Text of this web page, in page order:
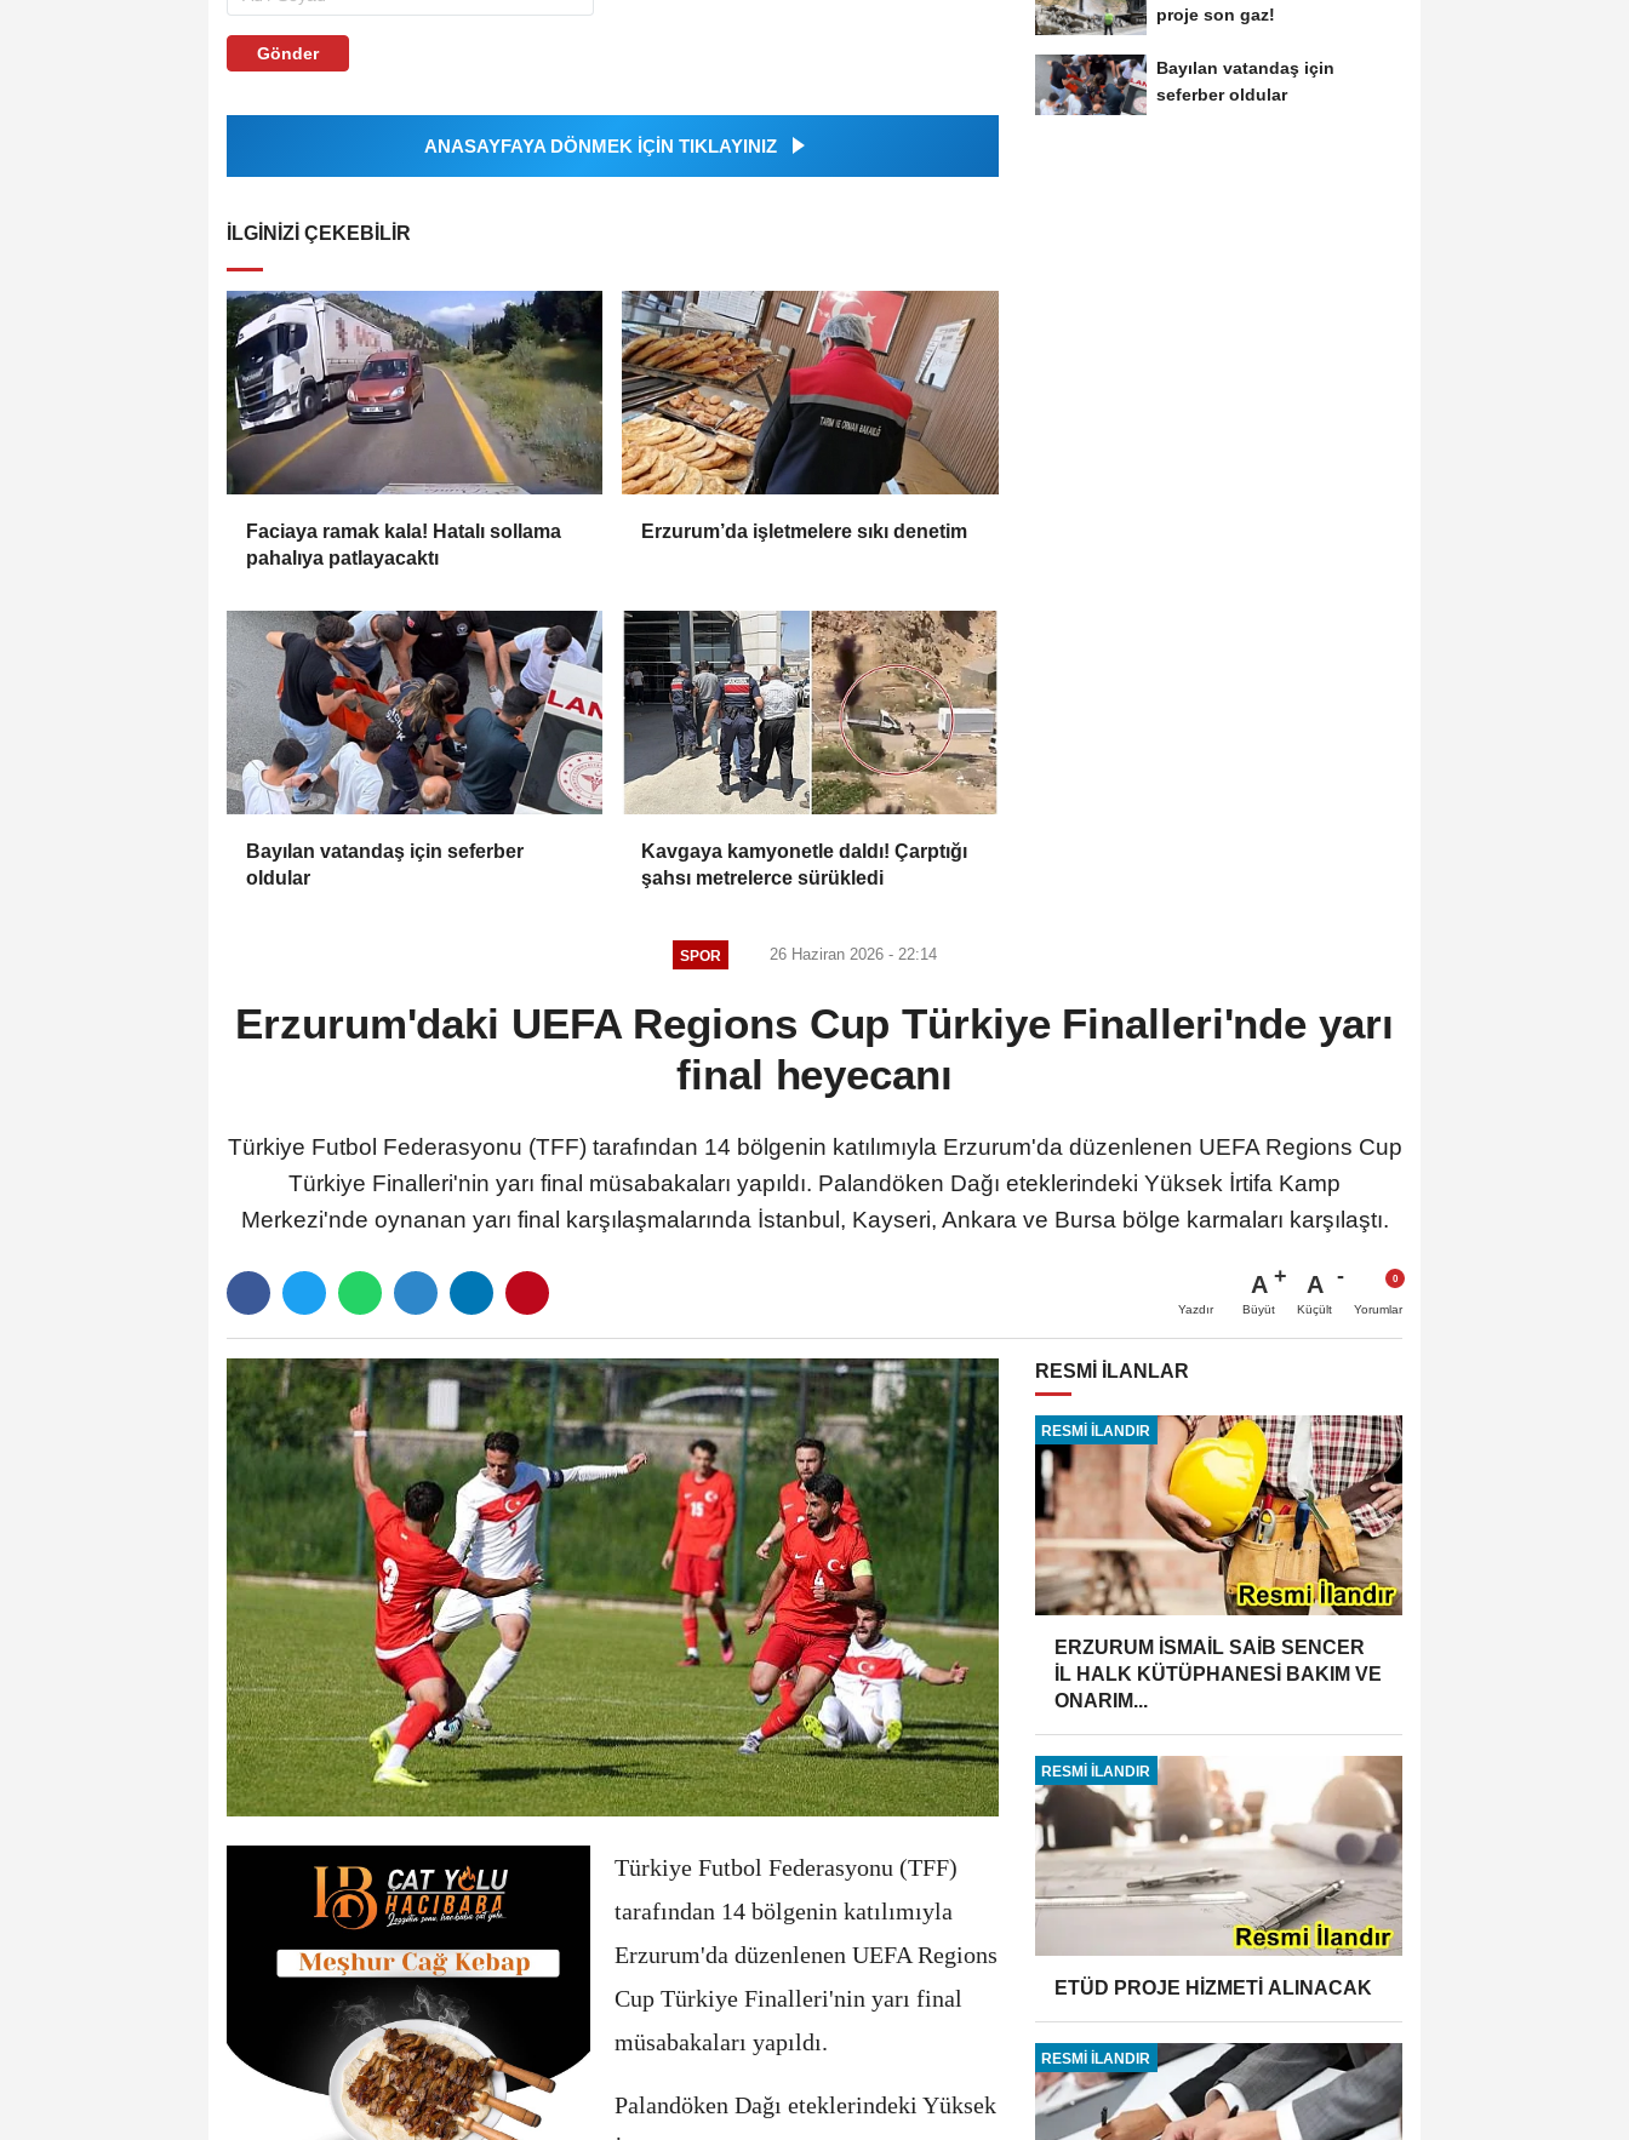
Gönder
ANASAYFAYA DÖNMEK İÇİN TIKLAYINIZ
İLGINIZI ÇEKEBILIR
Faciaya ramak kala! Hatalı sollama
pahalıya patlayacaktı
Erzurum’da işletmelere sıkı denetim
Bayılan vatandaş için seferber
oldular
Kavgaya kamyonetle daldı! Çarptığı
şahsı metrelerce sürükledi
proje son gaz!
Bayılan vatandaş için
seferber oldular
SPOR 26 Haziran 2026 - 22:14
Erzurum'daki UEFA Regions Cup Türkiye Finalleri'nde yarı
final heyecanı
Türkiye Futbol Federasyonu (TFF) tarafından 14 bölgenin katılımıyla Erzurum'da düzenlenen UEFA Regions Cup
Türkiye Finalleri'nin yarı final müsabakaları yapıldı. Palandöken Dağı eteklerindeki Yüksek İrtifa Kamp
Merkezi'nde oynanan yarı final karşılaşmalarında İstanbul, Kayseri, Ankara ve Bursa bölge karmaları karşılaştı.
Yazdır
A
Büyüt
A
Küçült Yorumlar
Türkiye Futbol Federasyonu (TFF)
tarafından 14 bölgenin katılımıyla
Erzurum'da düzenlenen UEFA Regions
Cup Türkiye Finalleri'nin yarı final
müsabakaları yapıldı.
Palandöken Dağı eteklerindeki Yüksek
RESMİ İLANLAR
RESMİ İLANDIR
ERZURUM İSMAİL SAİB SENCER
İL HALK KÜTÜPHANESİ BAKIM VE
ONARIM...
RESMİ İLANDIR
ETÜD PROJE HİZMETİ ALINACAK
RESMİ İLANDIR